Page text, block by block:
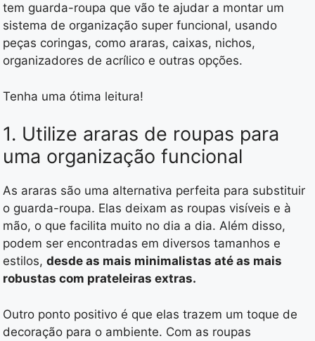
tem guarda-roupa que vão te ajudar a montar um
sistema de organização super funcional, usando
peças coringas, como araras, caixas, nichos,
organizadores de acrílico e outras opções.
Tenha uma ótima leitura!
1. Utilize araras de roupas para
uma organização funcional
As araras são uma alternativa perfeita para substituir
o guarda-roupa. Elas deixam as roupas visíveis e à
mão, o que facilita muito no dia a dia. Além disso,
podem ser encontradas em diversos tamanhos e
estilos, desde as mais minimalistas até as mais
robustas com prateleiras extras.
Outro ponto positivo é que elas trazem um toque de
decoração para o ambiente. Com as roupas